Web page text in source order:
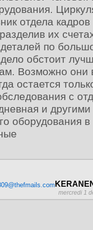
отдела
их
по
обстоит
Возможно они
остается
с
и
оборудования
mercredi 1